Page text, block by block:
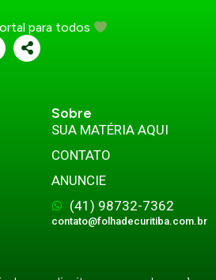
para todos
Sobre
SUA MATÉRIA AQUI
CONTATO
ANUNCIE
(41) 98732-7362
contato@folhadecuritiba.com.br